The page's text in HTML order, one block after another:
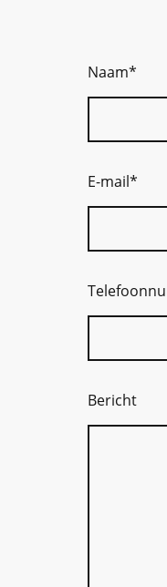
Naam*
E-mail*
Bericht